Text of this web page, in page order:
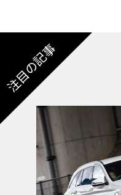
注目の記事